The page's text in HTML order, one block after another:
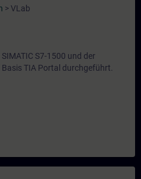
> VLab
S7-1500 und der
TIA Portal durchgeführt.